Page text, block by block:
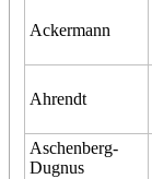
Ackermann
Ahrendt
Aschenberg-
Dugnus